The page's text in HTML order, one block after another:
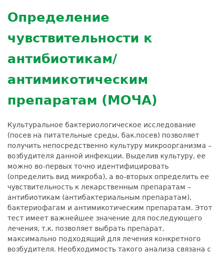
Усиление профилактических мер для
безопасности пациентов
Документы
to
top
Определение
чувствительности к
антибиотикам/
антимикотическим
препаратам (МОЧА)
Культуральное бактериологическое исследование
(посев на питательные среды, бак.посев) позволяет
получить непосредственно культуру микроорганизма –
возбудителя данной инфекции. Выделив культуру, ее
можно во-первых точно идентифицировать
(определить вид микроба), а во-вторых определить ее
чувствительность к лекарственным препаратам –
антибиотикам (антибактериальным препаратам),
бактериофагам и антимикотическим препаратам. Этот
тест имеет важнейшее значение для последующего
лечения, т.к. позволяет выбрать препарат,
максимально подходящий для лечения конкретного
возбудителя. Необходимость такого анализа связана с